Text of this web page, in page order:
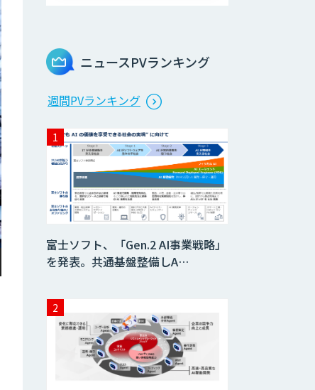
Cabinet
AI/DX研修
AIコール
ログミーツ
powered by
GPT-4
ニュースPVランキング
週間PVランキング
富士ソフト、「Gen.2 AI事業戦略」
を発表。共通基盤整備しA…